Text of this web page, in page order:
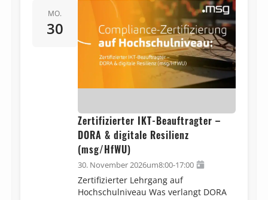
MO.
30
Zertifizierter IKT-Beauftragter –
DORA & digitale Resilienz
(msg/HfWU)
30. November 2026um8:00-17:00
Zertifizierter Lehrgang auf
Hochschulniveau Was verlangt DORA